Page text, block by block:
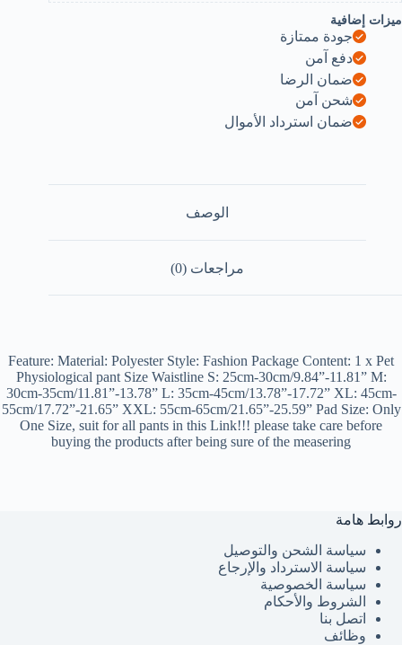
ميزات إضافية
جودة ممتازة
دفع آمن
ضمان الرضا
شحن آمن
ضمان استرداد الأموال
الوصف
مراجعات (0)
Feature: Material: Polyester Style: Fashion Package Content: 1 x Pet
Physiological pant Size Waistline S: 25cm-30cm/9.84”-11.81” M:
30cm-35cm/11.81”-13.78” L: 35cm-45cm/13.78”-17.72” XL: 45cm-
55cm/17.72”-21.65” XXL: 55cm-65cm/21.65”-25.59” Pad Size: Only
One Size, suit for all pants in this Link!!! please take care before
buying the products after being sure of the measering
روابط هامة
سياسة الشحن والتوصيل
سياسة الاسترداد والإرجاع
سياسة الخصوصية
الشروط والأحكام
اتصل بنا
وظائف